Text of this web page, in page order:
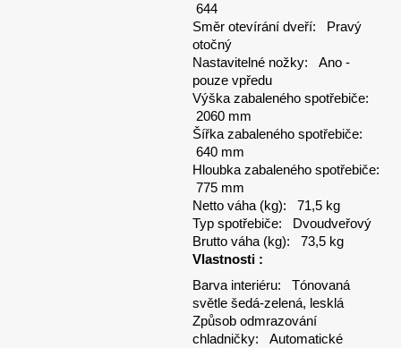
644
Směr otevírání dveří: Pravý
otočný
Nastavitelné nožky: Ano -
pouze vpředu
Výška zabaleného spotřebiče:
2060 mm
Šířka zabaleného spotřebiče:
640 mm
Hloubka zabaleného spotřebiče:
775 mm
Netto váha (kg): 71,5 kg
Typ spotřebiče: Dvoudveřový
Brutto váha (kg): 73,5 kg
Vlastnosti :
Barva interiéru: Tónovaná
světle šedá-zelená, lesklá
Způsob odmrazování
chladničky: Automatické